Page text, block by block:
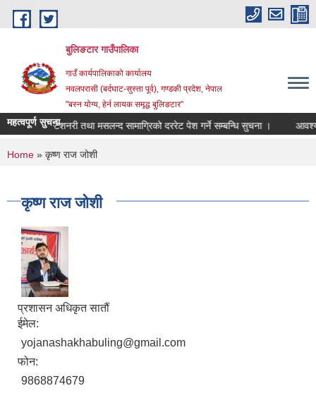
Skip to main content
बुलिङटार गाउँपालिका
गाउँ कार्यपालिकाको कार्यालय
नवलपरासी (बर्दघाट-सुस्ता पूर्व), गण्डकी प्रदेश, नेपाल
"बस्न योग्य, हेर्न लायक समृद्ध बुलिङटार"
महत्वपूर्ण सुचना
स्टेशनरी तथा मसलन्द सामाग्रिको दररेट पेश गर्ने सम्बन्धि सुचना । आवश्यक
You are here
Home » कृष्ण राज जोशी
कृष्ण राज जोशी
प्रशासन अधिकृत सातौं
ईमेल:
yojanashakhabuling@gmail.com
फोन:
9868874679